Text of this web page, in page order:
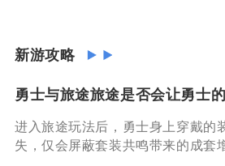
新游攻略
勇士与旅途旅途是否会让勇士
进入旅途玩法后，勇士身上穿戴的
失，仅会屏蔽套装共鸣带来的成套